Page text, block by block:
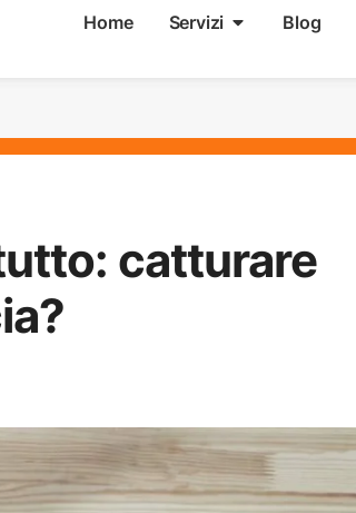
Home Servizi Blog
catturare